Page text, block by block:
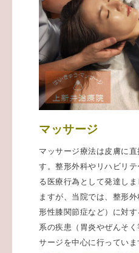
マッサージ
マッサージ療法は皮膚に
す。整形外科やリハビリ
る医療行為として発達し
ますが、当院では、整形
形性膝関節症など）に対
系の疾患（胃炎やぜんそ
サージを中心に行っていま